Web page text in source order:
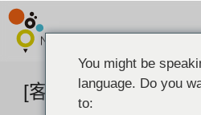
[客户反馈] Foresta
You might be
language. Do you
to: